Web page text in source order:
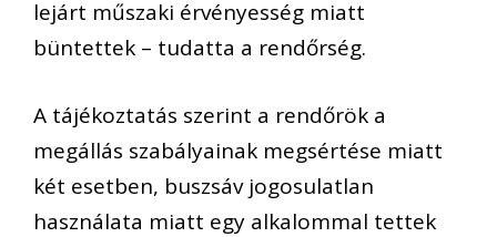
lejárt műszaki érvényesség miatt
büntettek – tudatta a rendőrség.
A tájékoztatás szerint a rendőrök a
megállás szabályainak megsértése miatt
két esetben, buszsáv jogosulatlan
használata miatt egy alkalommal tettek